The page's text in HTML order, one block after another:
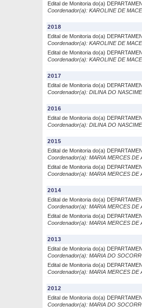
Edital de Monitoria do(a)
Coordenador(a): KAROLINE DE
2018
Edital de Monitoria do(a)
Coordenador(a): KAROLINE DE
Edital de Monitoria do(a)
Coordenador(a): KAROLINE DE
2017
Edital de Monitoria do(a)
Coordenador(a): DILINA DO
2016
Edital de Monitoria do(a)
Coordenador(a): DILINA DO
2015
Edital de Monitoria do(a)
Coordenador(a): MARIA MERCES DE
Edital de Monitoria do(a)
Coordenador(a): MARIA MERCES DE
2014
Edital de Monitoria do(a)
Coordenador(a): MARIA MERCES DE
Edital de Monitoria do(a)
Coordenador(a): MARIA MERCES DE
2013
Edital de Monitoria do(a)
Coordenador(a): MARIA DO
Edital de Monitoria do(a)
Coordenador(a): MARIA MERCES DE
2012
Edital de Monitoria do(a)
Coordenador(a): MARIA DO